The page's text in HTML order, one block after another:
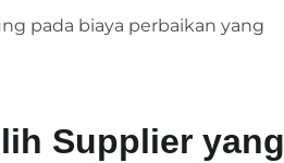
pada biaya perbaikan yang
Supplier yang